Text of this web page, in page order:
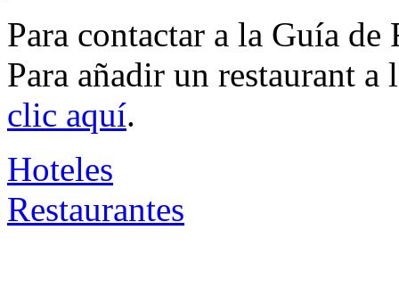
Para contactar a la Guía de
Para añadir un restaurant
clic aquí.
Hoteles
Restaurantes